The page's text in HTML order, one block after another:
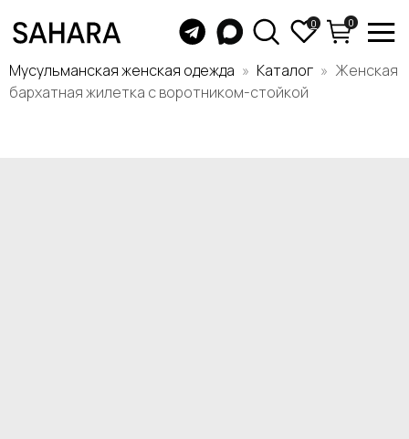
Мусульманская женская одежда Каталог
Женская
бархатная жилетка с воротником-стойкой